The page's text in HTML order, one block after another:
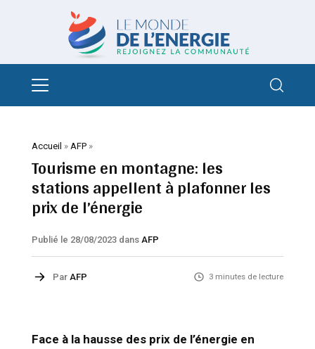
Accueil » AFP»
Tourisme en montagne: les
stations appellent à plafonner les
prix de l’énergie
Publié le 28/08/2023 dans AFP
Par AFP 3 minutes de lecture
Face à la hausse des prix de l’énergie en